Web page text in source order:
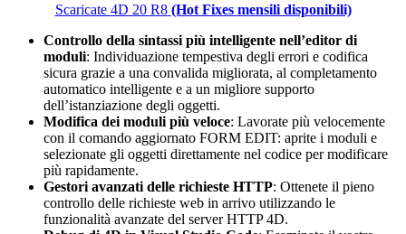
Scaricate 4D 20 R8 (Hot Fixes mensili disponibili)
Controllo della sintassi più intelligente nell’editor di
moduli: Individuazione tempestiva degli errori e codifica
sicura grazie a una convalida migliorata, al completamento
automatico intelligente e a un migliore supporto
dell’istanziazione degli oggetti.
Modifica dei moduli più veloce: Lavorate più velocemente
con il comando aggiornato FORM EDIT: aprite i moduli e
selezionate gli oggetti direttamente nel codice per modificare
più rapidamente.
Gestori avanzati delle richieste HTTP: Ottenete il pieno
controllo delle richieste web in arrivo utilizzando le
funzionalità avanzate del server HTTP 4D.